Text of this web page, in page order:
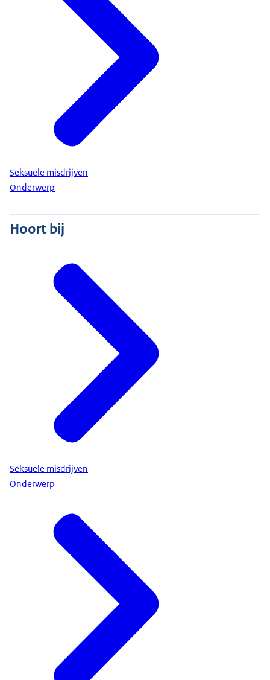
Seksuele misdrijven
Onderwerp
Hoort bij
Seksuele misdrijven
Onderwerp